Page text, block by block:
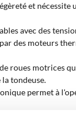
et
avec des
des moteurs
roues motrices
tondeuse.
permet à